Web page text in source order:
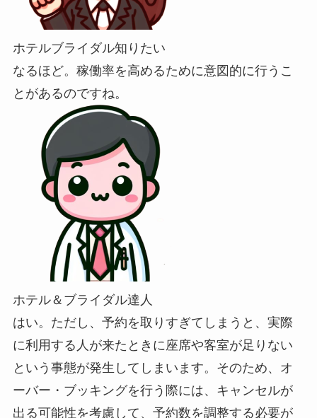
ホテルブライダル知りたい
なるほど。稼働率を高めるために意図的に行うこ
とがあるのですね。
ホテル＆ブライダル達人
はい。ただし、予約を取りすぎてしまうと、実際
に利用する人が来たときに座席や客室が足りない
という事態が発生してしまいます。そのため、オ
ーバー・ブッキングを行う際には、キャンセルが
出る可能性を考慮して、予約数を調整する必要が